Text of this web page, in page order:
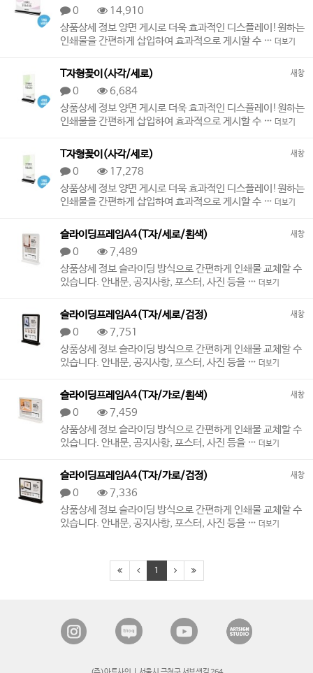
0
14,910
상품상세 정보 양면 게시로 더욱 효과적인 디스플레이!원하는
인쇄물을 간편하게 삽입하여 효과적으로 게시할 수 … 더보기
새창
T자형꽂이(사각/세로)
0
6,684
상품상세 정보 양면 게시로 더욱 효과적인 디스플레이!원하는
인쇄물을 간편하게 삽입하여 효과적으로 게시할 수 … 더보기
새창
T자형꽂이(사각/세로)
0
17,278
상품상세 정보 양면 게시로 더욱 효과적인 디스플레이!원하는
인쇄물을 간편하게 삽입하여 효과적으로 게시할 수 … 더보기
새창
슬라이딩프레임A4(T자/세로/흰색)
0
7,489
상품상세 정보 슬라이딩 방식으로 간편하게 인쇄물 교체할 수
있습니다. 안내문, 공지사항, 포스터, 사진 등을 … 더보기
새창
슬라이딩프레임A4(T자/세로/검정)
0
7,751
상품상세 정보 슬라이딩 방식으로 간편하게 인쇄물 교체할 수
있습니다. 안내문, 공지사항, 포스터, 사진 등을 … 더보기
새창
슬라이딩프레임A4(T자/가로/흰색)
0
7,459
상품상세 정보 슬라이딩 방식으로 간편하게 인쇄물 교체할 수
있습니다. 안내문, 공지사항, 포스터, 사진 등을 … 더보기
새창
슬라이딩프레임A4(T자/가로/검정)
0
7,336
상품상세 정보 슬라이딩 방식으로 간편하게 인쇄물 교체할 수
있습니다. 안내문, 공지사항, 포스터, 사진 등을 … 더보기
1